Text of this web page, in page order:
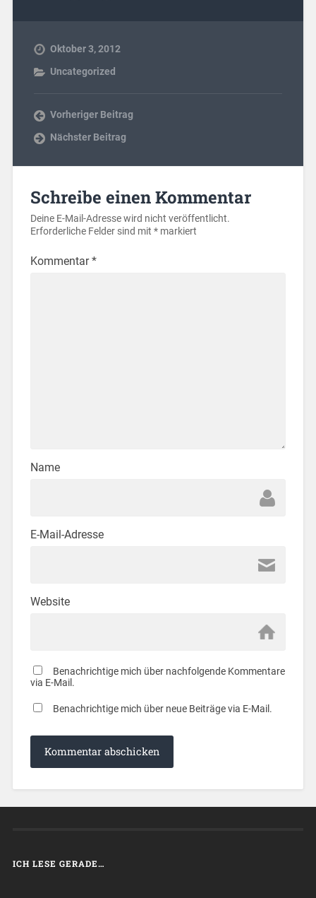
Oktober 3, 2012
Uncategorized
Vorheriger Beitrag
Nächster Beitrag
Schreibe einen Kommentar
Deine E-Mail-Adresse wird nicht veröffentlicht.
Erforderliche Felder sind mit *markiert
Kommentar*
Name
E-Mail-Adresse
Website
Benachrichtige mich über nachfolgende Kommentare
via E-Mail.
Benachrichtige mich über neue Beiträge via E-Mail.
ICH LESE GERADE…